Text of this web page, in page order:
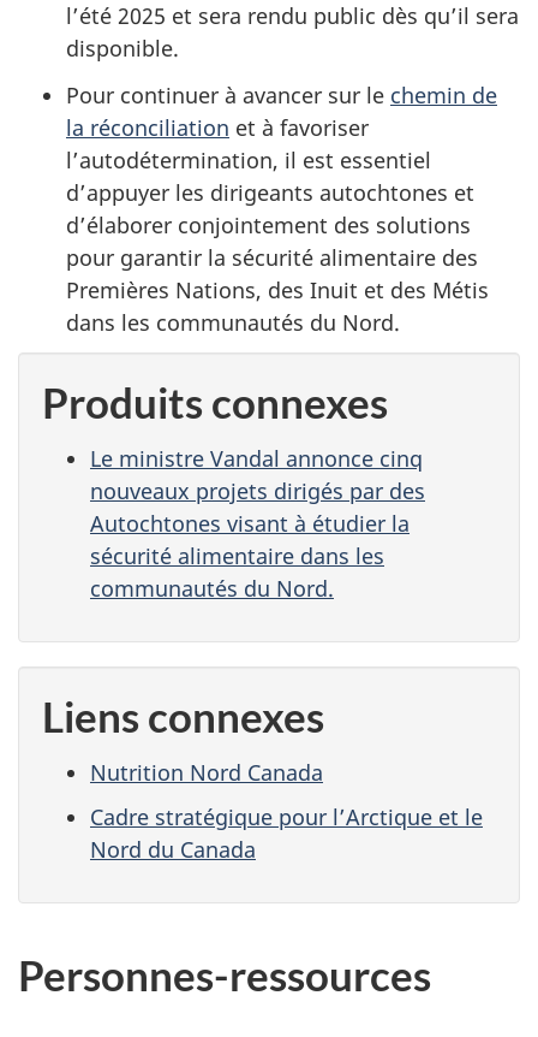
l’été 2025 et sera rendu public dès qu’il sera
disponible.
Pour continuer à avancer sur le chemin de
la réconciliation et à favoriser
l’autodétermination, il est essentiel
d’appuyer les dirigeants autochtones et
d’élaborer conjointement des solutions
pour garantir la sécurité alimentaire des
Premières Nations, des Inuit et des Métis
dans les communautés du Nord.
Produits connexes
Le ministre Vandal annonce cinq
nouveaux projets dirigés par des
Autochtones visant à étudier la
sécurité alimentaire dans les
communautés du Nord.
Liens connexes
Nutrition Nord Canada
Cadre stratégique pour l’Arctique et le
Nord du Canada
Personnes-ressources